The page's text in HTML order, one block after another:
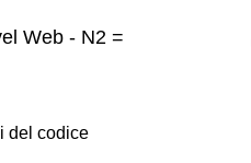
Web - N2 =
del codice